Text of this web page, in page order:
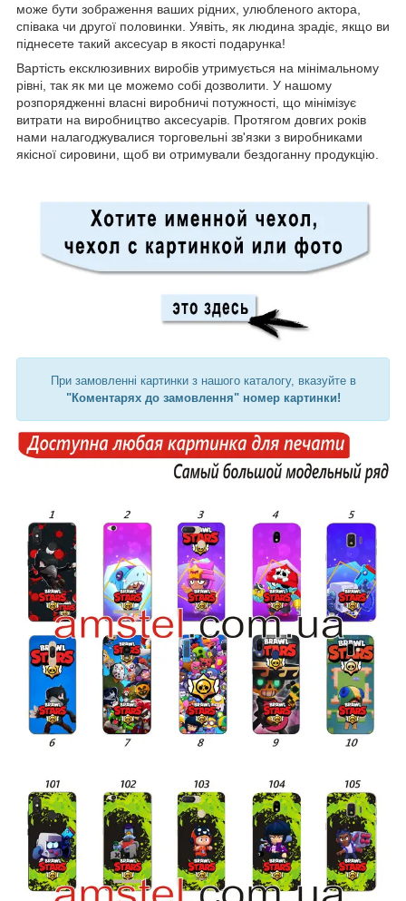
може бути зображення ваших рідних, улюбленого актора,
співака чи другої половинки. Уявіть, як людина зрадіє, якщо ви
піднесете такий аксесуар в якості подарунка!
Вартість ексклюзивних виробів утримується на мінімальному
рівні, так як ми це можемо собі дозволити. У нашому
розпорядженні власні виробничі потужності, що мінімізує
витрати на виробництво аксесуарів. Протягом довгих років
нами налагоджувалися торговельні зв'язки з виробниками
якісної сировини, щоб ви отримували бездоганну продукцію.
При замовленні картинки з нашого каталогу, вказуйте в
"Коментарях до замовлення" номер картинки!